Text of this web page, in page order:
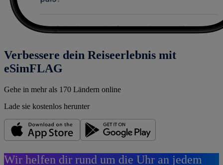
Verbessere dein Reiseerlebnis mit
eSimFLAG
Gehe in mehr als 170 Ländern online
Lade sie kostenlos herunter
Wir helfen dir rund um die Uhr an jedem